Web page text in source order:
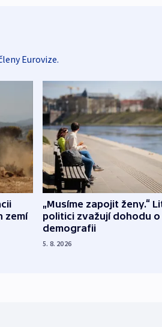
Eurovize.
zemí
„Musíme zapojit ženy.“
politici zvažují dohodu o
demografii
5. 8. 2026